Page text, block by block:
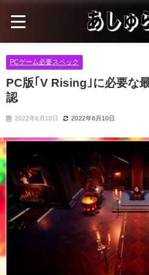
PCゲーム必要スペック
PC版｢V Rising｣に必要な
認
2022年6月10日 2022年6月10日